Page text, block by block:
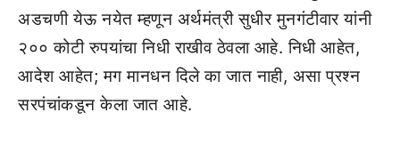
अडचणी येऊ नयेत म्हणून अर्थमंत्री सुधीर मुनगंटीवार यांनी
२०० कोटी रुपयांचा निधी राखीव ठेवला आहे. निधी आहेत,
आदेश आहेत; मग मानधन दिले का जात नाही, असा प्रश्न
सरपंचांकडून केला जात आहे.